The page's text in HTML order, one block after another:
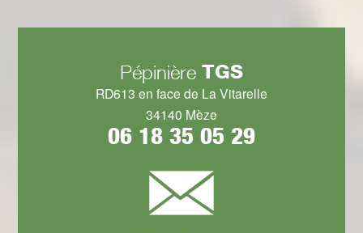
Pépinière TGS
RD613 en face de La Vitarelle
34140 Mèze
06 18 35 05 29